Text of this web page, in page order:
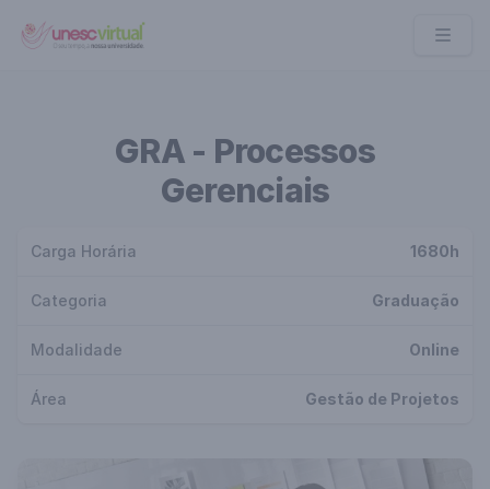
UNESC VIRTUAL
GRA - Processos
Gerenciais
Carga Horária 1680h
Categoria Graduação
Modalidade Online
Área Gestão de Projetos